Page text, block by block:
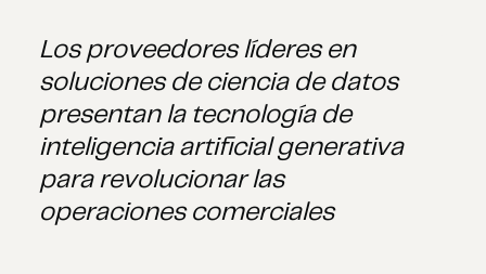
Los proveedores líderes en
soluciones de ciencia de datos
presentan la tecnología de
inteligencia artificial generativa
para revolucionar las
operaciones comerciales